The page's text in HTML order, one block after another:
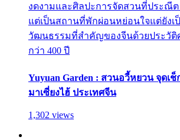
งดงามและศิลปะการจัดสวนที่ประณีต
แต่เป็นสถานที่พักผ่อนหย่อนใจแต่ยังเ
วัฒนธรรมที่สำคัญของจีนด้วยประวัติ
กว่า 400 ปี
Yuyuan Garden : สวนอวี้หยวน จุดเ
มาเซี่ยงไฮ้ ประเทศจีน
1,302 views